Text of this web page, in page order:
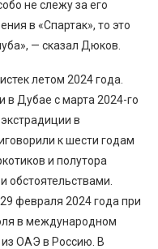
не слежу за его
в «Спартак», то это
— сказал Дюков.
летом 2024 года.
в Дубае с марта 2024-го
в
к шести годам
и полутора
обстоятельствами.
февраля 2024 года при
в международном
ОАЭ в Россию. В